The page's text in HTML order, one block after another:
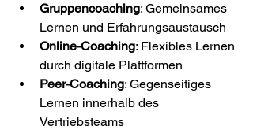
Gruppencoaching: Gemeinsames
Lernen und Erfahrungsaustausch
Online-Coaching: Flexibles Lernen
durch digitale Plattformen
Peer-Coaching: Gegenseitiges
Lernen innerhalb des
Vertriebsteams